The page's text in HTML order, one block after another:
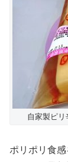
自家製ピ
ポリポリ食